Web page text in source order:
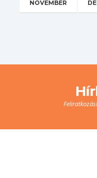
NOVEMBER